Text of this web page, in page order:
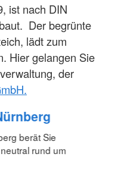
ist nach DIN
Der begrünte
lädt zum
Hier gelangen Sie
der
berät Sie
rund um